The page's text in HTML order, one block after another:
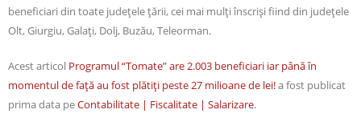
beneficiari din toate judeţele ţării, cei mai mulţi înscrişi fiind din judeţele
Olt, Giurgiu, Galaţi, Dolj, Buzău, Teleorman.
Acest articol Programul “Tomate” are 2.003 beneficiari iar până în
momentul de faţă au fost plătiţi peste 27 milioane de lei!a fost publicat
prima data peContabilitate | Fiscalitate | Salarizare.